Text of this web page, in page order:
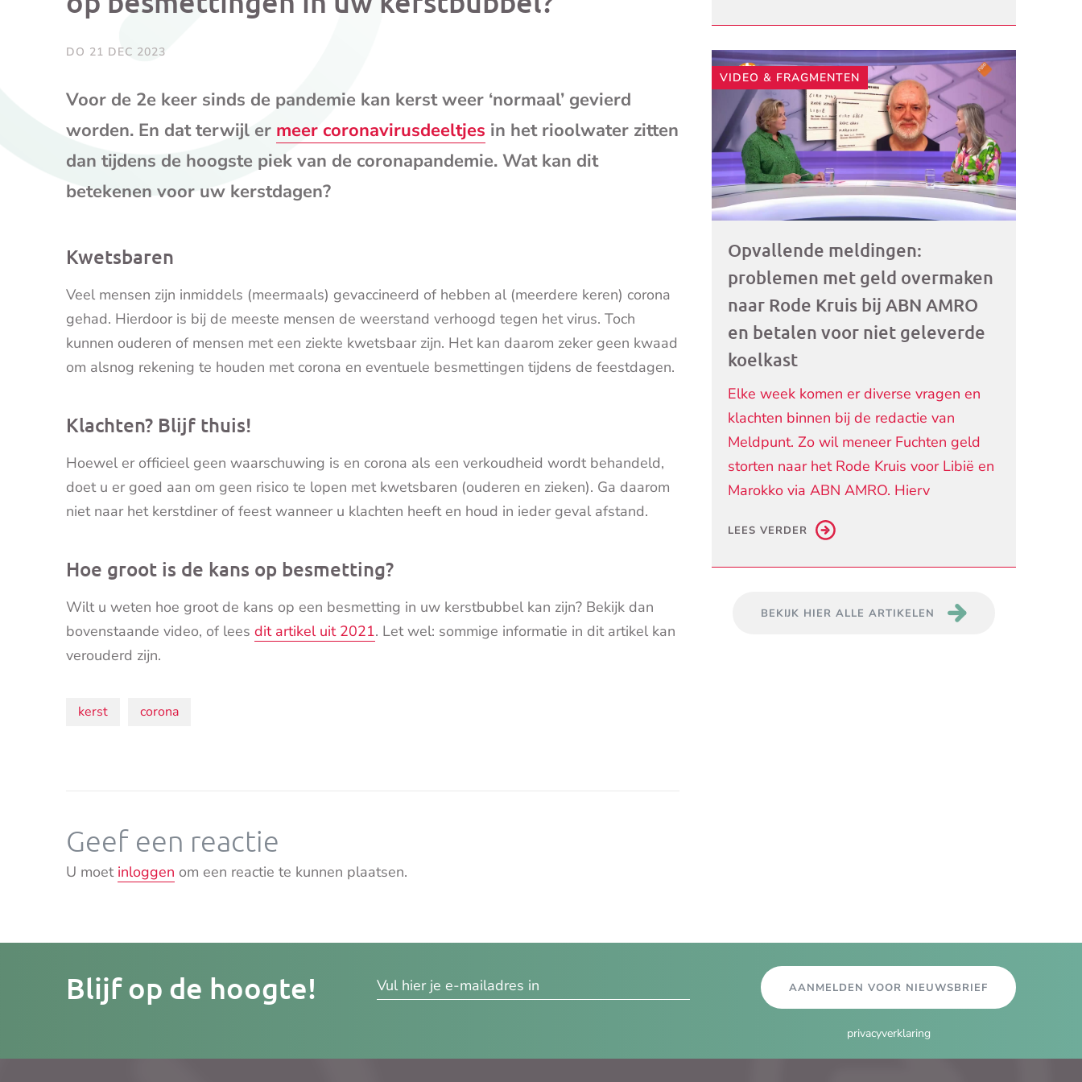
(opent
mailprogramma)
DO 21 DEC 2023
Voor de 2e keer sinds de pandemie kan kerst weer ‘normaal’ gevierd
worden. En dat terwijl er meer coronavirusdeeltjes in het rioolwater zitten
dan tijdens de hoogste piek van de coronapandemie. Wat kan dit
betekenen voor uw kerstdagen?
Kwetsbaren
Veel mensen zijn inmiddels (meermaals) gevaccineerd of hebben al (meerdere keren) corona
gehad. Hierdoor is bij de meeste mensen de weerstand verhoogd tegen het virus. Toch
kunnen ouderen of mensen met een ziekte kwetsbaar zijn. Het kan daarom zeker geen kwaad
om alsnog rekening te houden met corona en eventuele besmettingen tijdens de feestdagen.
Klachten? Blijf thuis!
Hoewel er officieel geen waarschuwing is en corona als een verkoudheid wordt behandeld,
doet u er goed aan om geen risico te lopen met kwetsbaren (ouderen en zieken). Ga daarom
niet naar het kerstdiner of feest wanneer u klachten heeft en houd in ieder geval afstand.
Hoe groot is de kans op besmetting?
Wilt u weten hoe groot de kans op een besmetting in uw kerstbubbel kan zijn? Bekijk dan
bovenstaande video, of lees dit artikel uit 2021. Let wel: sommige informatie in dit artikel kan
verouderd zijn.
Onderwerpen:
kerst corona
Geef een reactie
U moet inloggen om een reactie te kunnen plaatsen.
VIDEO & FRAGMENTEN
Opvallende meldingen:
problemen met geld overmaken
naar Rode Kruis bij ABN AMRO
en betalen voor niet geleverde
koelkast
Elke week komen er diverse vragen en
klachten binnen bij de redactie van
Meldpunt. Zo wil meneer Fuchten geld
storten naar het Rode Kruis voor Libië en
Marokko via ABN AMRO. Hierv
LEES VERDER
BEKIJK HIER ALLE ARTIKELEN
Blijf op de hoogte! AANMELDEN VOOR NIEUWSBRIEF
privacyverklaring